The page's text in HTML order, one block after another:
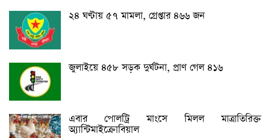
২৪ ঘণ্টায় ৫৭ মামলা, গ্রেপ্তার ৪৬৬ জন
জুলাইয়ে ৪৫৮ সড়ক দুর্ঘটনা, প্রাণ গেল ৪১৬
এবার পোলট্রি মাংসে মিলল মাত্রাতিরিক্ত
অ্যান্টিমাইক্রোবিয়াল